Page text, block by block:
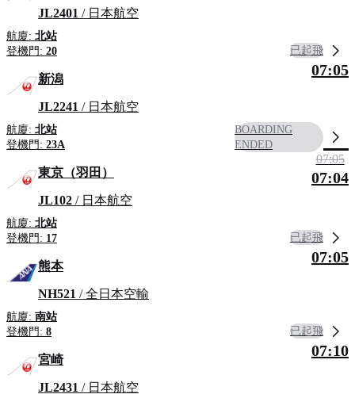
JL2401 / 日本航空
航廈: 北站
登機門: 20 已起飛
新潟
JL2241 / 日本航空
航廈: 北站
登機門: 23A
07:05
BOARDING
ENDED
東京（羽田）
JL102 / 日本航空
航廈: 北站
登機門: 17
07:05
07:04
已起飛
熊本
NH521 / 全日本空輸
航廈: 南站
登機門: 8
07:05
已起飛
宮崎
JL2431 / 日本航空
07:10